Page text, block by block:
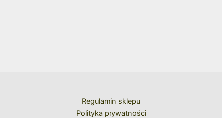
Regulamin sklepu
Polityka prywatności